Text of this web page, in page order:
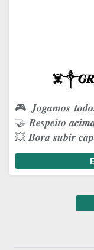
🎮 𝑱𝒐𝒈𝒂𝒎𝒐𝒔
🤝 𝑹𝒆𝒔𝒑𝒆𝒊𝒕𝒐
💥 𝑩𝒐𝒓𝒂 𝒔𝒖𝒃𝒊𝒓